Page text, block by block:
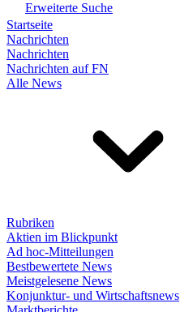
Erweiterte Suche
Startseite
Nachrichten
Nachrichten
Nachrichten auf FN
Alle News
Rubriken
Aktien im Blickpunkt
Ad hoc-Mitteilungen
Bestbewertete News
Meistgelesene News
Konjunktur- und Wirtschaftsnews